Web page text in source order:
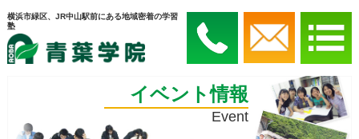
横浜市緑区、JR中山駅前にある地域密着の学習
塾
イベント情報
Event